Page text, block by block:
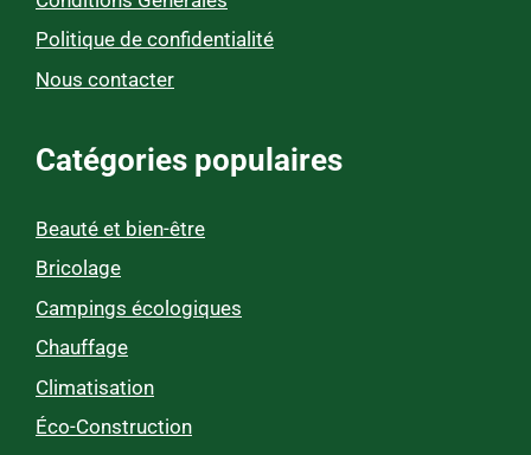
Politique de confidentialité
Nous contacter
Catégories populaires
Beauté et bien-être
Bricolage
Campings écologiques
Chauffage
Climatisation
Éco-Construction